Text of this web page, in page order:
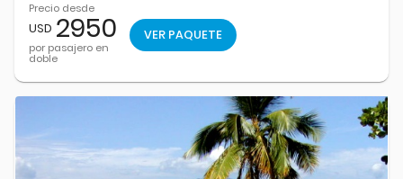
Precio desde
USD 2950
por pasajero en
doble
VER PAQUETE